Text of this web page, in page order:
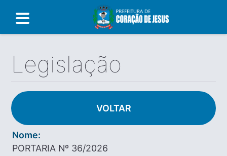
Legislação
VOLTAR
Nome:
PORTARIA Nº 36/2026